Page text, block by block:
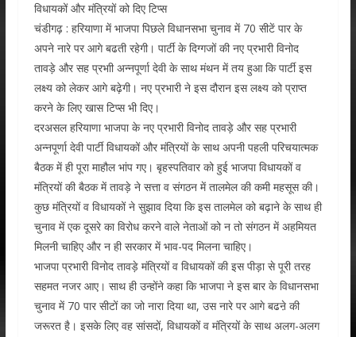
विधायकों और मंत्रियों को दिए टिप्स
चंडीगढ़ : हरियाणा में भाजपा पिछले विधानसभा चुनाव में 70 सीटें पार के
अपने नारे पर आगे बढती रहेगी। पार्टी के दिग्‍गजों की नए प्रभारी विनोद
तावड़े और सह प्रभाी अन्‍नपूर्णा देवी के साथ मंथन में तय हुआ कि पार्टी इस
लक्ष्‍य को लेकर आगे बढ़ेगी। नए प्रभारी ने इस दौरान इस लक्ष्‍य को प्राप्‍त
करने के लिए खास टिप्‍स भी दिए।
दरअसल हरियाणा भाजपा के नए प्रभारी विनोद तावड़े और सह प्रभारी
अन्नपूर्णा देवी पार्टी विधायकों और मंत्रियों के साथ अपनी पहली परिचयात्मक
बैठक में ही पूरा माहौल भांप गए। बृहस्‍पतिवार को हुई भाजपा विधायकों व
मंत्रियों की बैठक में तावड़े ने सत्ता व संगठन में तालमेल की कमी महसूस की।
कुछ मंत्रियों व विधायकों ने सुझाव दिया कि इस तालमेल को बढ़ाने के साथ ही
चुनाव में एक दूसरे का विरोध करने वाले नेताओं को न तो संगठन में अहमियत
मिलनी चाहिए और न ही सरकार में भाव-पद मिलना चाहिए।
भाजपा प्रभारी विनोद तावड़े मंत्रियों व विधायकों की इस पीड़ा से पूरी तरह
सहमत नजर आए। साथ ही उन्होंने कहा कि भाजपा ने इस बार के विधानसभा
चुनाव में 70 पार सीटों का जो नारा दिया था, उस नारे पर आगे बढऩे की
जरूरत है। इसके लिए वह सांसदों, विधायकों व मंत्रियों के साथ अलग-अलग